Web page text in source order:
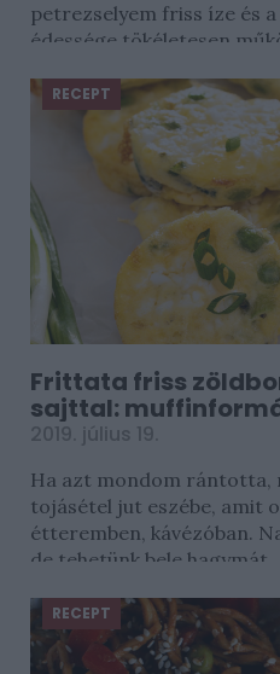
petrezselyem friss íze és
édessége tökéletesen
RECEPT
Frittata friss
sajttal:
megsütheted
2019. július 19.
Ha azt mondom rántotta,
tojásétel jut eszébe, amit
étteremben, kávézóban.
de tehetünk bele hagymát...
RECEPT